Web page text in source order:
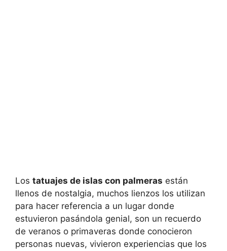
Los tatuajes de islas con palmeras están
llenos de nostalgia, muchos lienzos los utilizan
para hacer referencia a un lugar donde
estuvieron pasándola genial, son un recuerdo
de veranos o primaveras donde conocieron
personas nuevas, vivieron experiencias que los